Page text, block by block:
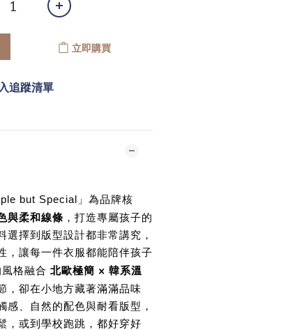
立即購買
追蹤清單
but Special」為品牌核
與柔和線條 ，打造專屬孩子的
選擇到版型設計都非常講究，
，讓每一件衣服都能陪伴孩子
格融合 北歐極簡 × 韓系溫
，卻在小地方藏著滿滿品味
、自然的配色與耐看版型，
，或到學校跑跳，都好穿好